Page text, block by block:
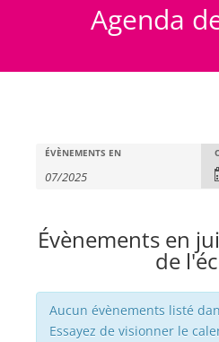
Agenda
Recherche
et
de
vues
Évènements
Rechercher
Évènements
ÉVÈNEMENTS EN
Évènements en
de
Aucun évènements listé
Essayez de visionner le